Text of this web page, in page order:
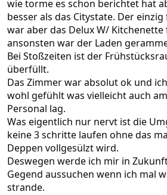
wie torme es schon berichtet hat
besser als das Citystate. Der
war aber das Delux W/ Kitchenette
ansonsten war der Laden
Bei Stoßzeiten ist der
überfüllt.
Das Zimmer war absolut ok und
wohl gefühlt was vielleicht auch
Personal lag.
Was eigentlich nur nervt ist die
keine 3 schritte laufen ohne das
Deppen vollgesülzt wird.
Deswegen werde ich mir in
Gegend aussuchen wenn ich mal
strande.